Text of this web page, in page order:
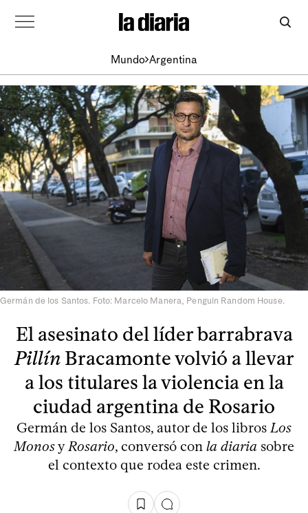
Mundo Argentina
Germán de los Santos. Foto: Marcelo Manera, Penguin Random House.
El asesinato del líder barrabrava
PillínBracamonte volvió a llevar
a los titulares la violencia en la
ciudad argentina de Rosario
Germán de los Santos, autor de los libros Los
Monosy Rosario, conversó con la diaria sobre
el contexto que rodea este crimen.